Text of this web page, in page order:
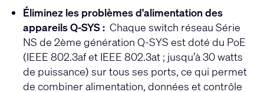
Éliminez les problèmes d'alimentation des
appareils Q-SYS :Chaque switch réseau Série
NS de 2ème génération Q-SYS est doté du PoE
(IEEE 802.3af et IEEE 802.3at ; jusqu’à 30 watts
de puissance) sur tous ses ports, ce qui permet
de combiner alimentation, données et contrôle